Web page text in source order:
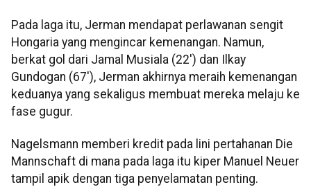
Pada laga itu, Jerman mendapat perlawanan sengit
Hongaria yang mengincar kemenangan. Namun,
berkat gol dari Jamal Musiala (22') dan Ilkay
Gundogan (67'), Jerman akhirnya meraih kemenangan
keduanya yang sekaligus membuat mereka melaju ke
fase gugur.
Nagelsmann memberi kredit pada lini pertahanan Die
Mannschaft di mana pada laga itu kiper Manuel Neuer
tampil apik dengan tiga penyelamatan penting.